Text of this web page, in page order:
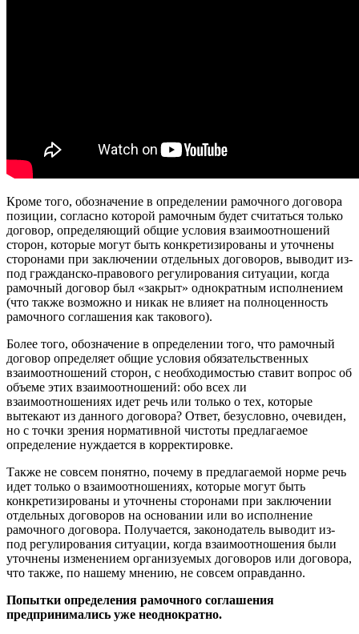
Кроме того, обозначение в определении рамочного договора
позиции, согласно которой рамочным будет считаться только
договор, определяющий общие условия взаимоотношений
сторон, которые могут быть конкретизированы и уточнены
сторонами при заключении отдельных договоров, выводит из-
под гражданско-правового регулирования ситуации, когда
рамочный договор был «закрыт» однократным исполнением
(что также возможно и никак не влияет на полноценность
рамочного соглашения как такового).
Более того, обозначение в определении того, что рамочный
договор определяет общие условия обязательственных
взаимоотношений сторон, с необходимостью ставит вопрос об
объеме этих взаимоотношений: обо всех ли
взаимоотношениях идет речь или только о тех, которые
вытекают из данного договора? Ответ, безусловно, очевиден,
но с точки зрения нормативной чистоты предлагаемое
определение нуждается в корректировке.
Также не совсем понятно, почему в предлагаемой норме речь
идет только о взаимоотношениях, которые могут быть
конкретизированы и уточнены сторонами при заключении
отдельных договоров на основании или во исполнение
рамочного договора. Получается, законодатель выводит из-
под регулирования ситуации, когда взаимоотношения были
уточнены изменением организуемых договоров или договора,
что также, по нашему мнению, не совсем оправданно.
Попытки определения рамочного соглашения
предпринимались уже неоднократно.